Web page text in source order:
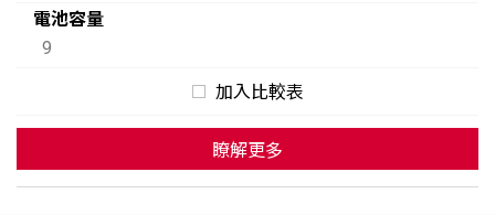
電池容量
9
加入比較表
瞭解更多